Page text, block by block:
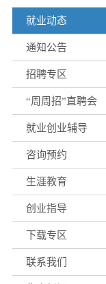
就业动态
通知公告
招聘专区
“周周招”直聘会
就业创业辅导
咨询预约
生涯教育
创业指导
下载专区
联系我们